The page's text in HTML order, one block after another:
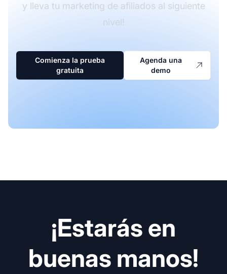
y lleva tu marketing de afiliados al siguiente
nivel!
Comienza la prueba
gratuita
Agenda una
demo
¡Estarás en
buenas manos!